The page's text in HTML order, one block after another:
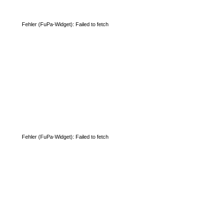
Fehler (FuPa-Widget): Failed to fetch
Fehler (FuPa-Widget): Failed to fetch